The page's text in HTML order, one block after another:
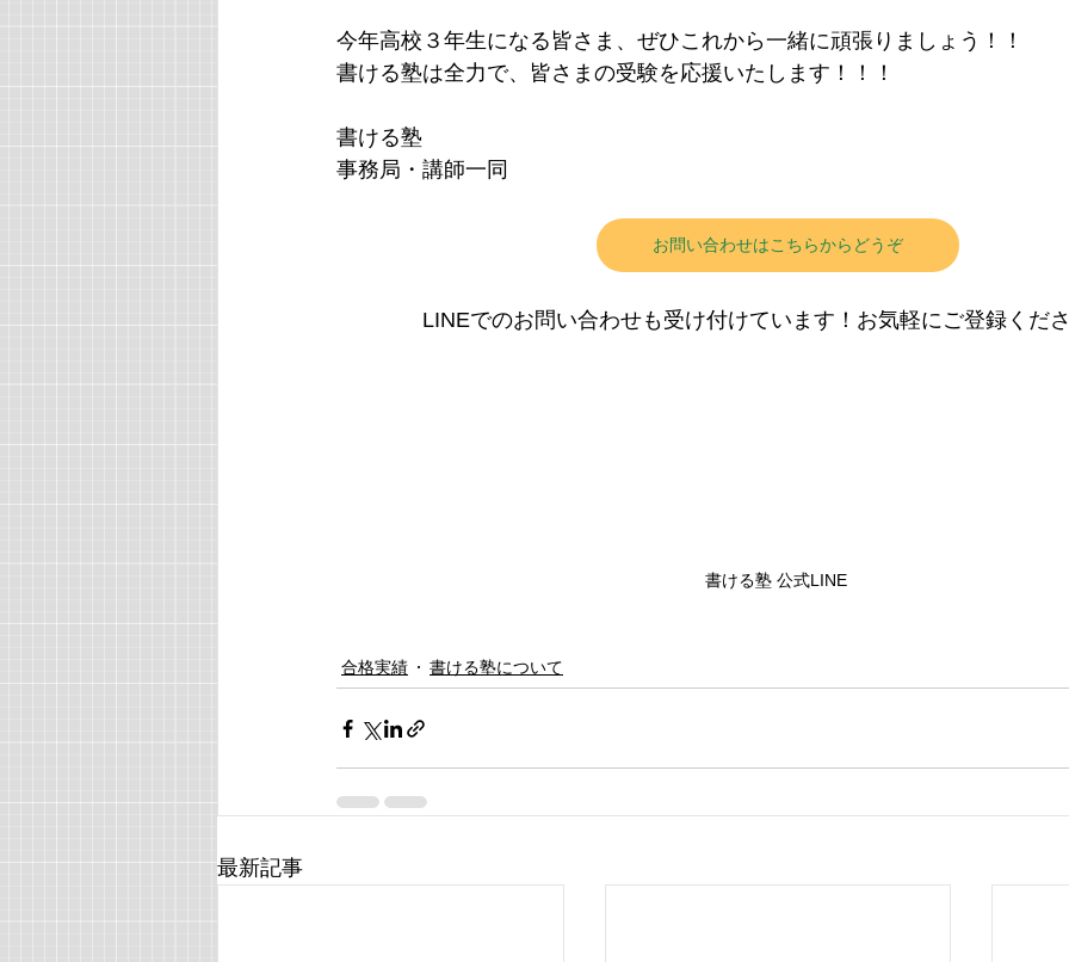
今年高校３年生になる皆さま、ぜひこれから一緒に頑張りましょう！！
書ける塾は全力で、皆さまの受験を応援いたします！！！
書ける塾
事務局・講師一同
お問い合わせはこちらからどうぞ
LINEでのお問い合わせも受け付けています！お気軽にご登録くだ
書ける塾 公式LINE
合格実績 書ける塾について
最新記事